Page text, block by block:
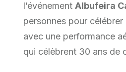
l’événement Albufeira
personnes pour
avec une performance
qui célèbrent 30 ans de